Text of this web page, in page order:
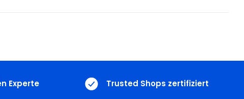
Experte Trusted Shops zertifiziert